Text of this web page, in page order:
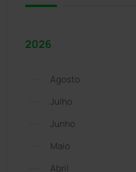
2026
Agosto
Julho
Junho
Maio
Abril